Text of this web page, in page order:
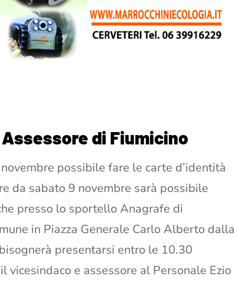
di Fiumicino
possibile fare le carte d’identità
da sabato 9 novembre sarà possibile
presso lo sportello Anagrafe di
in Piazza Generale Carlo Alberto dalla
presentarsi entro le 10.30
vicesindaco e assessore al Personale Ezio